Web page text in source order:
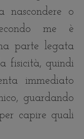
nascondere o
me è
parte legata
fisicità, quindi
immediato
guardando
capire quali